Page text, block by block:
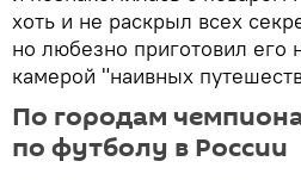
хоть и не раскрыл всех
но любезно приготовил его
камерой "наивных
По городам
по футболу в России